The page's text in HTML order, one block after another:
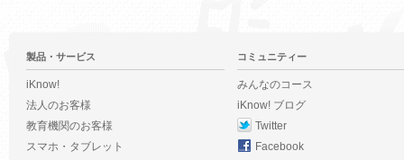
製品・サービス
iKnow!
法人のお客様
教育機関のお客様
スマホ・タブレット
コミュニティー
みんなのコース
iKnow! ブログ
Twitter
Facebook